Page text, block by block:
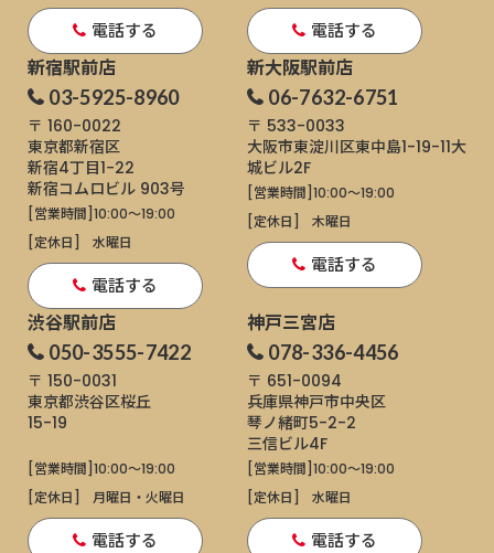
電話する 電話する
新宿駅前店
03-5925-8960
〒 160-0022
東京都新宿区
新宿4丁目1−22
新宿コムロビル 903号
[営業時間]10:00～19:00
[定休日]
水曜日
電話する
新大阪駅前店
06-7632-6751
〒 533-0033
大阪市東淀川区東中島1-19-11大
城ビル2F
[営業時間]10:00～19:00
[定休日]
木曜日
電話する
渋谷駅前店
050-3555-7422
〒 150-0031
東京都渋谷区桜丘
15-19
[営業時間]10:00～19:00
[定休日]
月曜日・火曜日
電話する
神戸三宮店
078-336-4456
〒 651-0094
兵庫県神戸市中央区
琴ノ緒町5-2-2
三信ビル4F
[営業時間]10:00～19:00
[定休日]
水曜日
電話する